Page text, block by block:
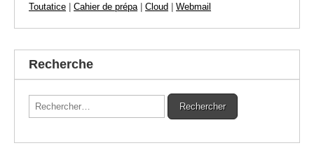
Toutatice | Cahier de prépa | Cloud | Webmail
Recherche